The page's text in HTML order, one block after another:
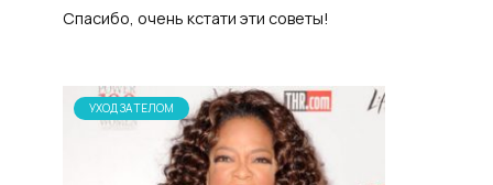
Спасибо, очень кстати эти советы!
УХОД ЗА ТЕЛОМ